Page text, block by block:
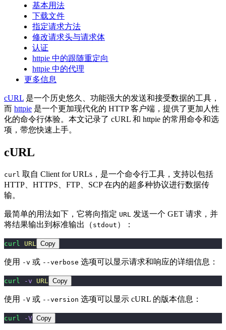
基本用法
下载文件
指定请求方法
修改请求头与请求体
认证
httpie 中的跟随重定向
httpie 中的代理
更多信息
cURL 是一个历史悠久、功能强大的发送和接受数据的工具，
而 httpie 是一个更加现代化的 HTTP 客户端，提供了更加人性
化的命令行体验。本文记录了 cURL 和 httpie 的常用命令和选
项，带您快速上手。
cURL
curl 取自 Client for URLs，是一个命令行工具，支持以包括
HTTP、HTTPS、FTP、SCP 在内的超多种协议进行数据传
输。
最简单的用法如下，它将向指定 URL 发送一个 GET 请求，并
将结果输出到标准输出（ stdout ）：
curl URL Copy
使用 -v 或 --verbose 选项可以显示请求和响应的详细信息：
curl -v URL Copy
使用 -V 或 --version 选项可以显示 cURL 的版本信息：
curl -V Copy